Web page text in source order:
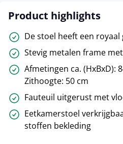
Product highlights
De stoel heeft een
Stevig metalen frame
Afmetingen ca. (HxBxD):
Zithoogte: 50 cm
Fauteuil uitgerust met
Eetkamerstoel
stoffen bekleding